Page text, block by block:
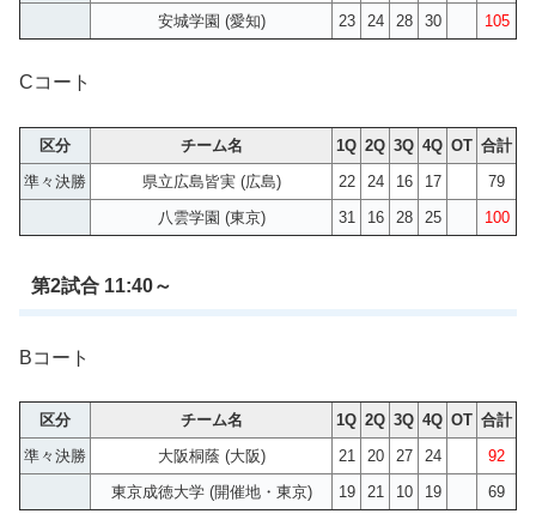
安城学園 (愛知)
23 24 28 30 105
Cコート
区分 チーム名 1Q 2Q 3Q 4Q OT 合計
準々決勝
県立広島皆実 (広島) 22 24 16 17
79
八雲学園 (東京)
31 16 28 25 100
第2試合 11:40～
Bコート
区分 チーム名 1Q 2Q 3Q 4Q OT 合計
準々決勝
大阪桐蔭 (大阪) 21 20 27 24
92
東京成徳大学 (開催地・東京)
19 21 10 19 69